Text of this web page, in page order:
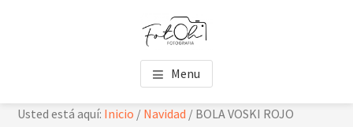
Menu
Usted está aquí: Inicio / Navidad / BOLA VOSKI ROJO